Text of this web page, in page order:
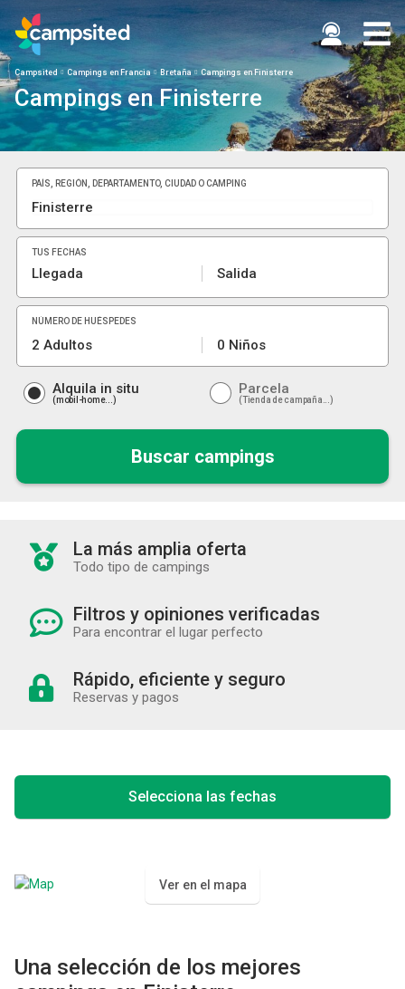
Campsited Campings en Francia Bretaña Campings en Finisterre
Campings en Finisterre
PAÍS, REGIÓN, DEPARTAMENTO, CIUDAD O CAMPING
TUS FECHAS
Llegada Salida
NÚMERO DE HUÉSPEDES
2 Adultos 0 Niños
Alquila in situ
mobil-home...
Parcela
Tienda de campaña...
Buscar campings
La más amplia oferta
Todo tipo de campings
Filtros y opiniones verificadas
Para encontrar el lugar perfecto
Rápido, eficiente y seguro
Reservas y pagos
Ver en el mapa
Selecciona las fechas
Una selección de los mejores